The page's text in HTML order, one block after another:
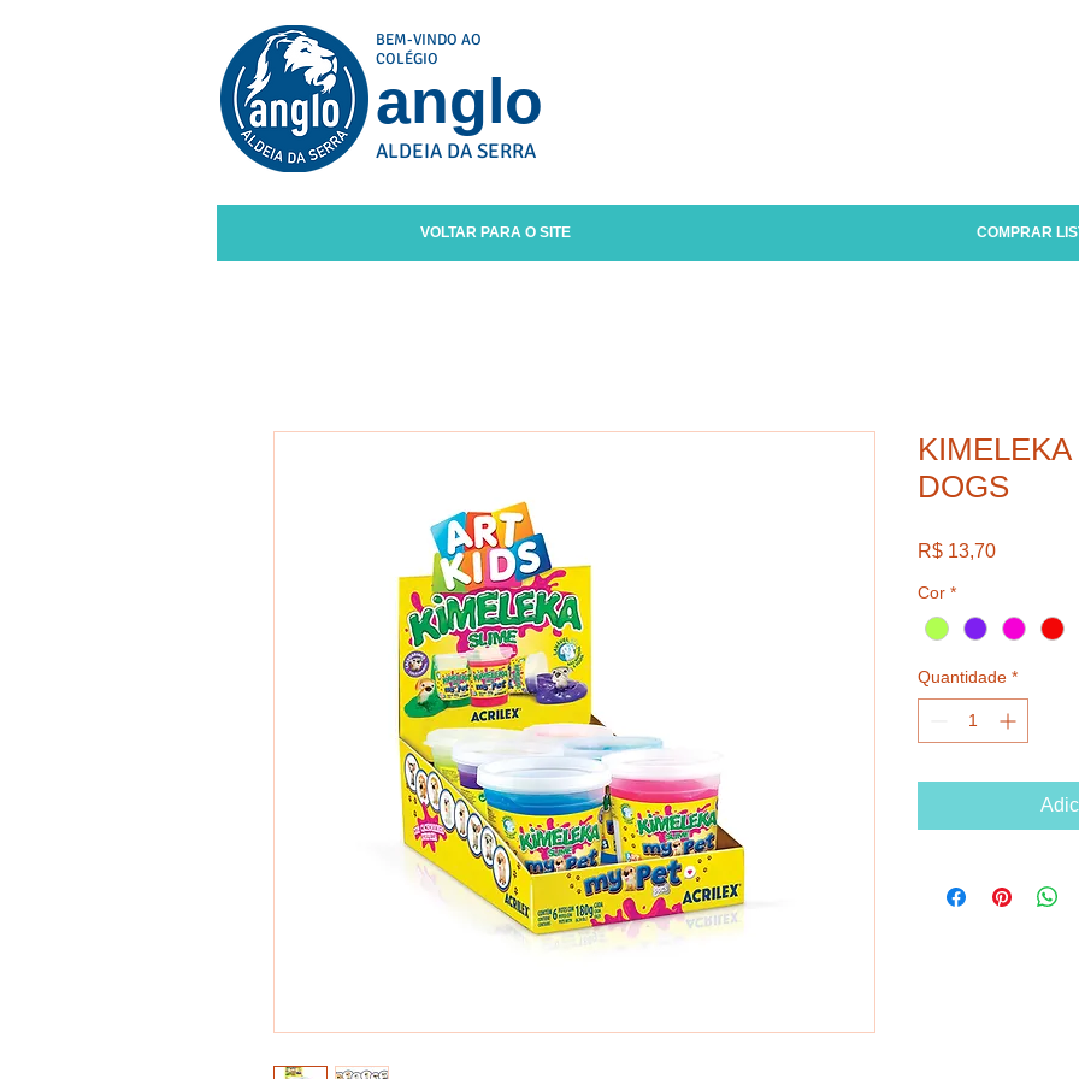
BEM-VINDO AO
COLÉGIO
anglo
ALDEIA DA SERRA
VOLTAR PARA O SITE COMPRAR
DOGS
R$ 13,70Preço
Cor *
Quantidade *